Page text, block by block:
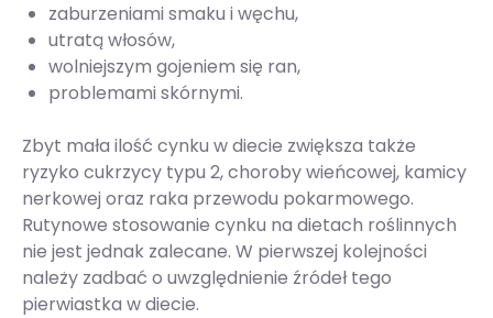
zaburzeniami smaku i węchu,
utratą włosów,
wolniejszym gojeniem się ran,
problemami skórnymi.
Zbyt mała ilość cynku w diecie zwiększa także
ryzyko cukrzycy typu 2, choroby wieńcowej, kamicy
nerkowej oraz raka przewodu pokarmowego.
Rutynowe stosowanie cynku na dietach roślinnych
nie jest jednak zalecane. W pierwszej kolejności
należy zadbać o uwzględnienie źródeł tego
pierwiastka w diecie.